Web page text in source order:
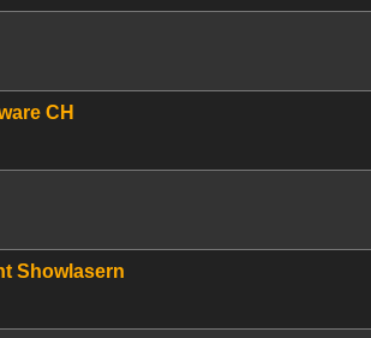
CH
Showlasern